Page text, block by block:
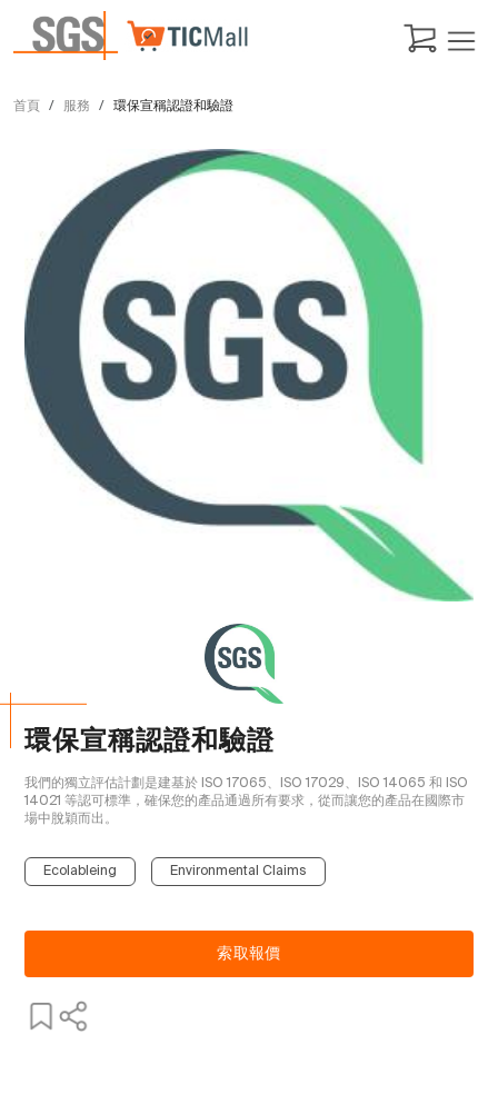
首頁 服務 環保宣稱認證和驗證
環保宣稱認證和驗證
我們的獨立評估計劃是建基於 ISO 17065、ISO 17029、ISO 14065 和 ISO
14021 等認可標準，確保您的產品通過所有要求，從而讓您的產品在國際市
場中脫穎而出。
Ecolableing Environmental Claims
索取報價